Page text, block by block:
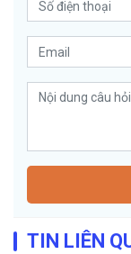
TIN LIÊN